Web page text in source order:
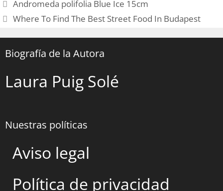
Post
navigation
Andromeda polifolia Blue Ice 15cm
Where To Find The Best Street Food In Budapest
Biografía de la Autora
Laura Puig Solé
Nuestras políticas
Aviso legal
Política de privacidad